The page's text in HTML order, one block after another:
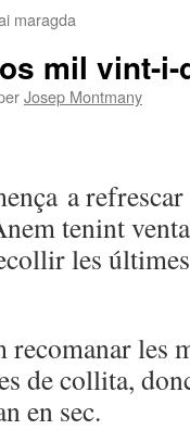
maragda
mil vint-i-
Josep Montmany
a
tenint
les
les
de collita,
en sec.